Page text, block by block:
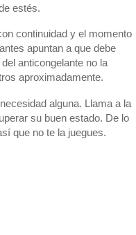
estés.
continuidad y el momento
apuntan a que debe
anticongelante no la
aproximadamente.
alguna. Llama a la
su buen estado. De lo
que no te la juegues.